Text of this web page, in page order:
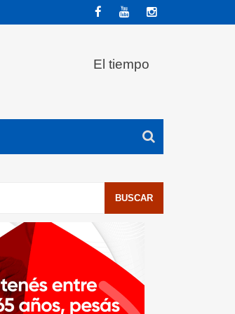
El tiempo